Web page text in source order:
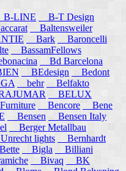
LINE
B-T Design
Baltensweiler
Bark
Baroncelli
BassamFellows
Bd Barcelona
BEdesign
Bedont
behr
Belfakto
BELUX
Bencore
Bene
Bensen
Bensen Italy
Berger Metallbau
lights
Bernhardt
Bigla
Billiani
Bivaq
BK